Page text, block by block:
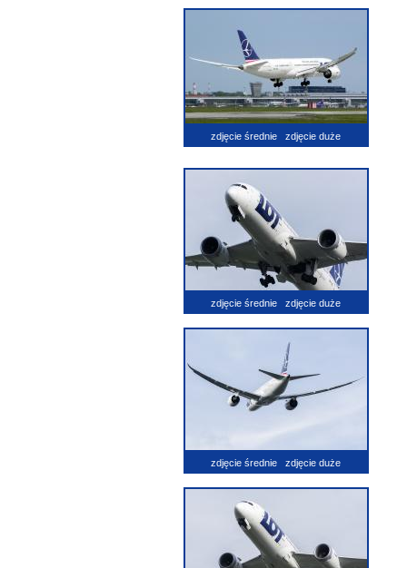
zdjęcie średnie zdjęcie duże
zdjęcie średnie zdjęcie duże
zdjęcie średnie zdjęcie duże